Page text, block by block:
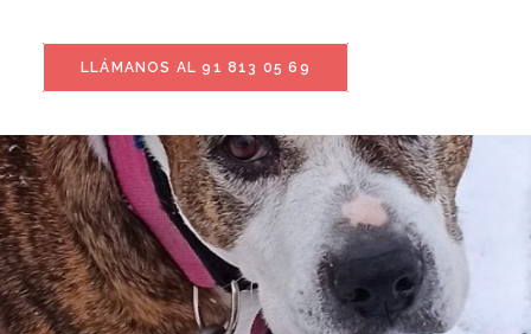
LLÁMANOS AL 91 813 05 69